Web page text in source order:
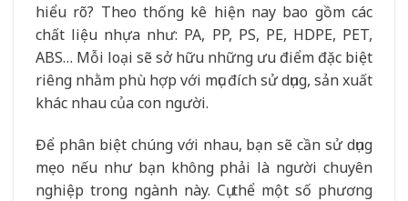
hiểu rõ? Theo thống kê hiện nay bao gồm các
chất liệu nhựa như: PA, PP, PS, PE, HDPE, PET,
ABS… Mỗi loại sẽ sở hữu những ưu điểm đặc biệt
riêng nhằm phù hợp với mục đích sử dụng, sản xuất
khác nhau của con người.
Để phân biệt chúng với nhau, bạn sẽ cần sử dụng
mẹo nếu như bạn không phải là người chuyên
nghiệp trong ngành này. Cụ thể một số phương